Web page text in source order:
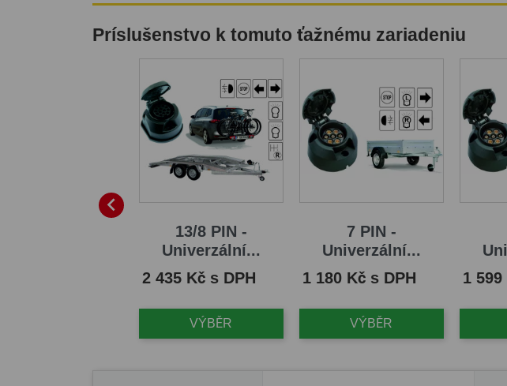
Príslušenstvo k tomuto ťažnému zariadeniu

13/8 PIN -
Univerzální...
Cena
2 435 Kč s DPH
VÝBĚR
7 PIN -
Univerzální...
Cena
1 180 Kč s DPH
VÝBĚR
Cena
1 599